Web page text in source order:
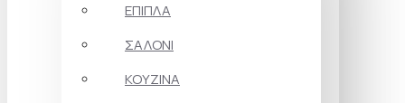
ΕΠΙΠΛΑ
ΣΑΛΟΝΙ
ΚΟΥΖΙΝΑ